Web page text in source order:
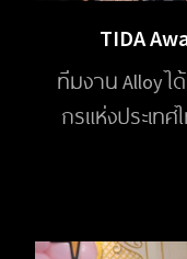
TIDA
ทีมงาน Alloy
กรแห่งประเทศ